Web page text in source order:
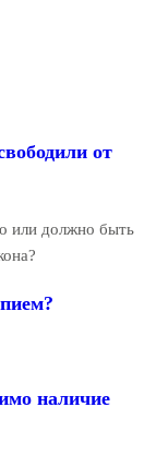
от
или должно быть
наличие